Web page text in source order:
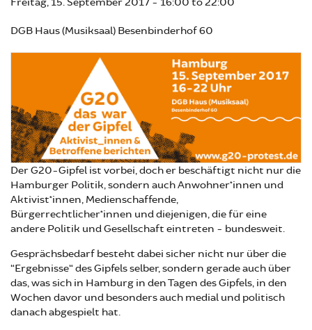
DGB Haus (Musiksaal) Besenbinderhof 60
Der G20-Gipfel ist vorbei, doch er beschäftigt nicht nur die
Hamburger Politik, sondern auch Anwohner*innen und
Aktivist*innen, Medienschaffende,
Bürgerrechtlicher*innen und diejenigen, die für eine
andere Politik und Gesellschaft eintreten - bundesweit.
Gesprächsbedarf besteht dabei sicher nicht nur über die
“Ergebnisse“ des Gipfels selber, sondern gerade auch über
das, was sich in Hamburg in den Tagen des Gipfels, in den
Wochen davor und besonders auch medial und politisch
danach abgespielt hat.